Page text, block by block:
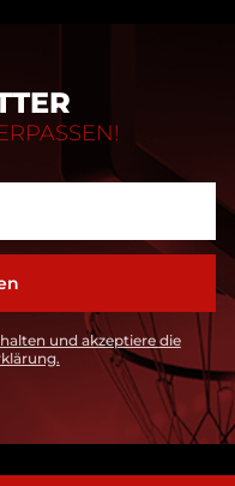
und akzeptiere die